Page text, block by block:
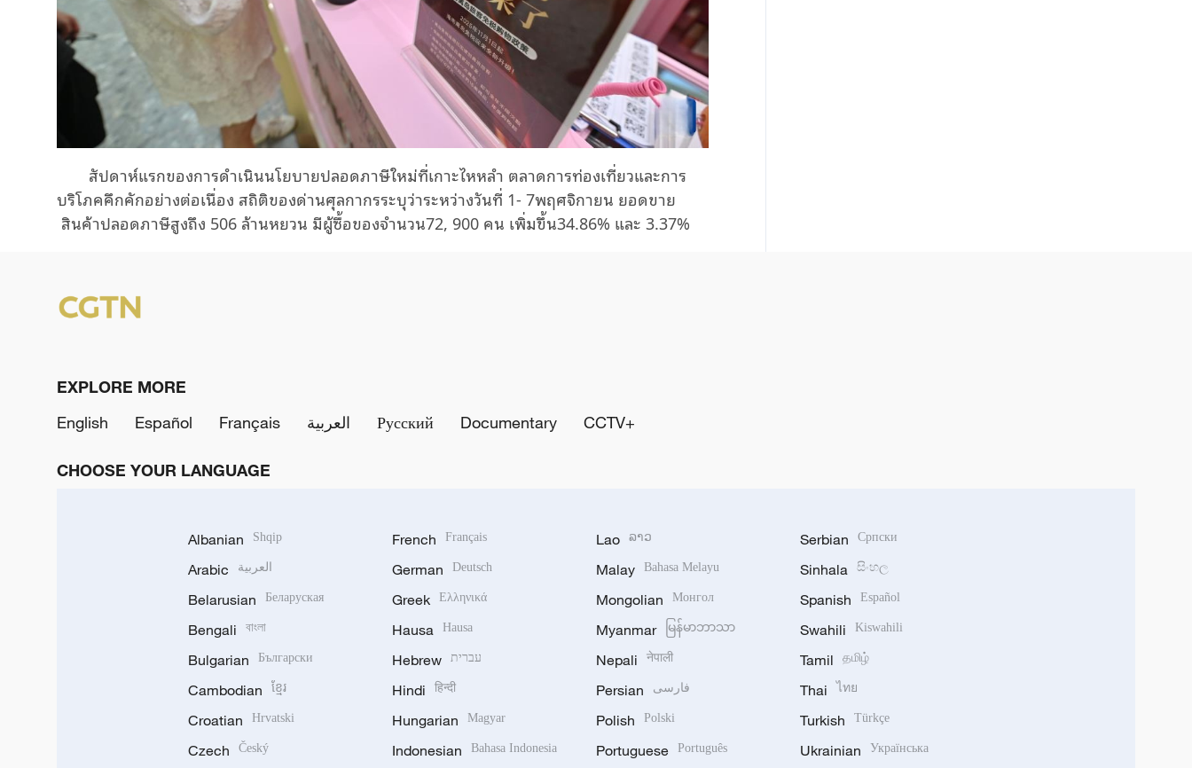
สัปดาห์แรกของการดำเนินนโยบายปลอดภาษีใหม่ที่เกาะไหหลำ ตลาดการท่องเที่ยวและการ
บริโภคคึกคักอย่างต่อเนื่อง สถิติของด่านศุลกากรระบุว่าระหว่างวันที่ 1- 7พฤศจิกายน ยอดขาย
สินค้าปลอดภาษีสูงถึง 506 ล้านหยวน มีผู้ซื้อของจำนวน72, 900 คน เพิ่มขึ้น34.86% และ 3.37%
EXPLORE MORE
English
Español Français العربية Русский Documentary CCTV+
CHOOSE YOUR LANGUAGE
Albanian Shqip
Arabic العربية
Belarusian Беларуская
Bengali বাংলা
Bulgarian Български
Cambodian ខ្មែរ
Croatian Hrvatski
Czech Český
French Français
German Deutsch
Greek Ελληνικά
Hausa Hausa
Hebrew עברית
Hindi हिन्दी
Hungarian Magyar
Indonesian Bahasa Indonesia
Lao ລາວ
Malay Bahasa Melayu
Mongolian Монгол
Myanmar မြန်မာဘာသာ
Nepali नेपाली
Persian فارسی
Polish Polski
Portuguese Português
Serbian Српски
Sinhala සිංහල
Spanish Español
Swahili Kiswahili
Tamil தமிழ்
Thai ไทย
Turkish Türkçe
Ukrainian Українська